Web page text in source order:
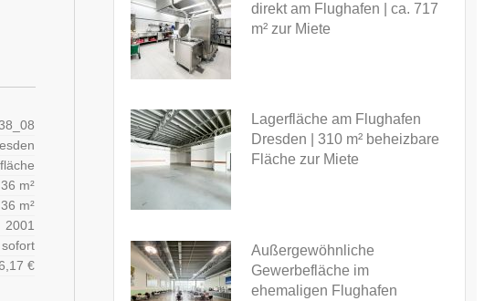
m²
m²
2001
€
direkt am Flughafen | ca. 717
m² zur Miete
Lagerfläche am Flughafen
Dresden | 310 m² beheizbare
Fläche zur Miete
Außergewöhnliche
Gewerbefläche im
ehemaligen Flughafen